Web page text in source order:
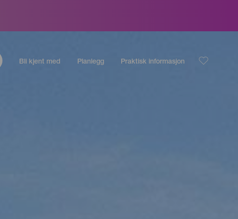
Bli kjent med Planlegg Praktisk informasjon